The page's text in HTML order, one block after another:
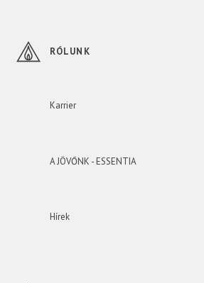
RÓLUNK
Karrier
A JÖVŐNK - ESSENTIA
Hírek